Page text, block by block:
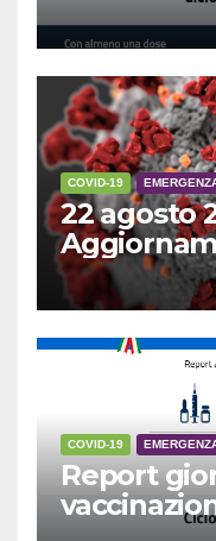
COVID-19
22 agosto
COVID-19
Report